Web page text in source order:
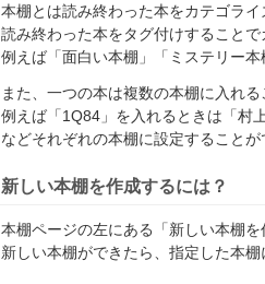
本棚とは読み終わった本をカテゴライ
読み終わった本をタグ付けすること
例えば「面白い本棚」「ミステリー本
また、一つの本は複数の本棚に入れる
例えば「1Q84」を入れるときは「村
などそれぞれの本棚に設定することが
新しい本棚を作成するには？
本棚ページの左にある「新しい本棚
新しい本棚ができたら、指定した本